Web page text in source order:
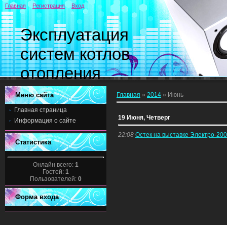
Эксплуатация
систем котлов
отопления
Главная Регистрация Вход
Меню сайта
Главная страница
Информация о сайте
Статистика
Онлайн всего: 1
Гостей: 1
Пользователей: 0
Форма входа
Главная » 2014 » Июнь
19 Июня, Четверг
22:08 Остек на выставке Электро-